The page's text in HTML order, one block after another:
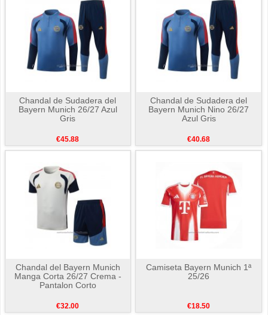
Chandal de Sudadera del
Bayern Munich 26/27 Azul
Gris
€45.88
Chandal de Sudadera del
Bayern Munich Nino 26/27
Azul Gris
€40.68
Chandal del Bayern Munich
Manga Corta 26/27 Crema -
Pantalon Corto
€32.00
Camiseta Bayern Munich 1ª
25/26
€18.50